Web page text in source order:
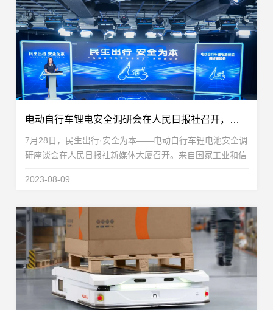
电动自行车锂电安全调研会在人民日报社召开，星恒作为电动车锂电专家应邀出席
7月28日，民生出行·安全为本——电动自行车锂电池安全调
研座谈会在人民日报社新媒体大厦召开。来自国家工业和信
研究中心、中国消费品质量安全促进会、中国自行...
2023-08-09